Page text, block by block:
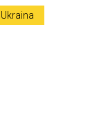
Ukraina